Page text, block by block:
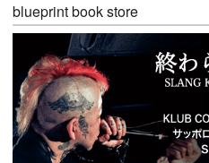
blueprint book store